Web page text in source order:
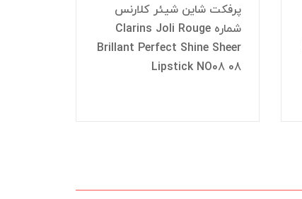
پرفکت شاین شیئر کلارنس
شماره Clarins Joli Rouge
Brillant Perfect Shine Sheer
Lipstick NO08 08